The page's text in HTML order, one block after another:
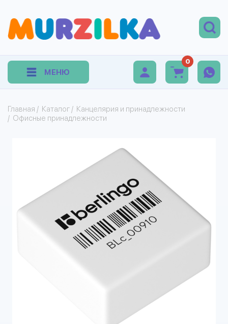
МЕНЮ
0
Главная / Каталог / Канцелярия и принадлежности
/ Офисные принадлежности